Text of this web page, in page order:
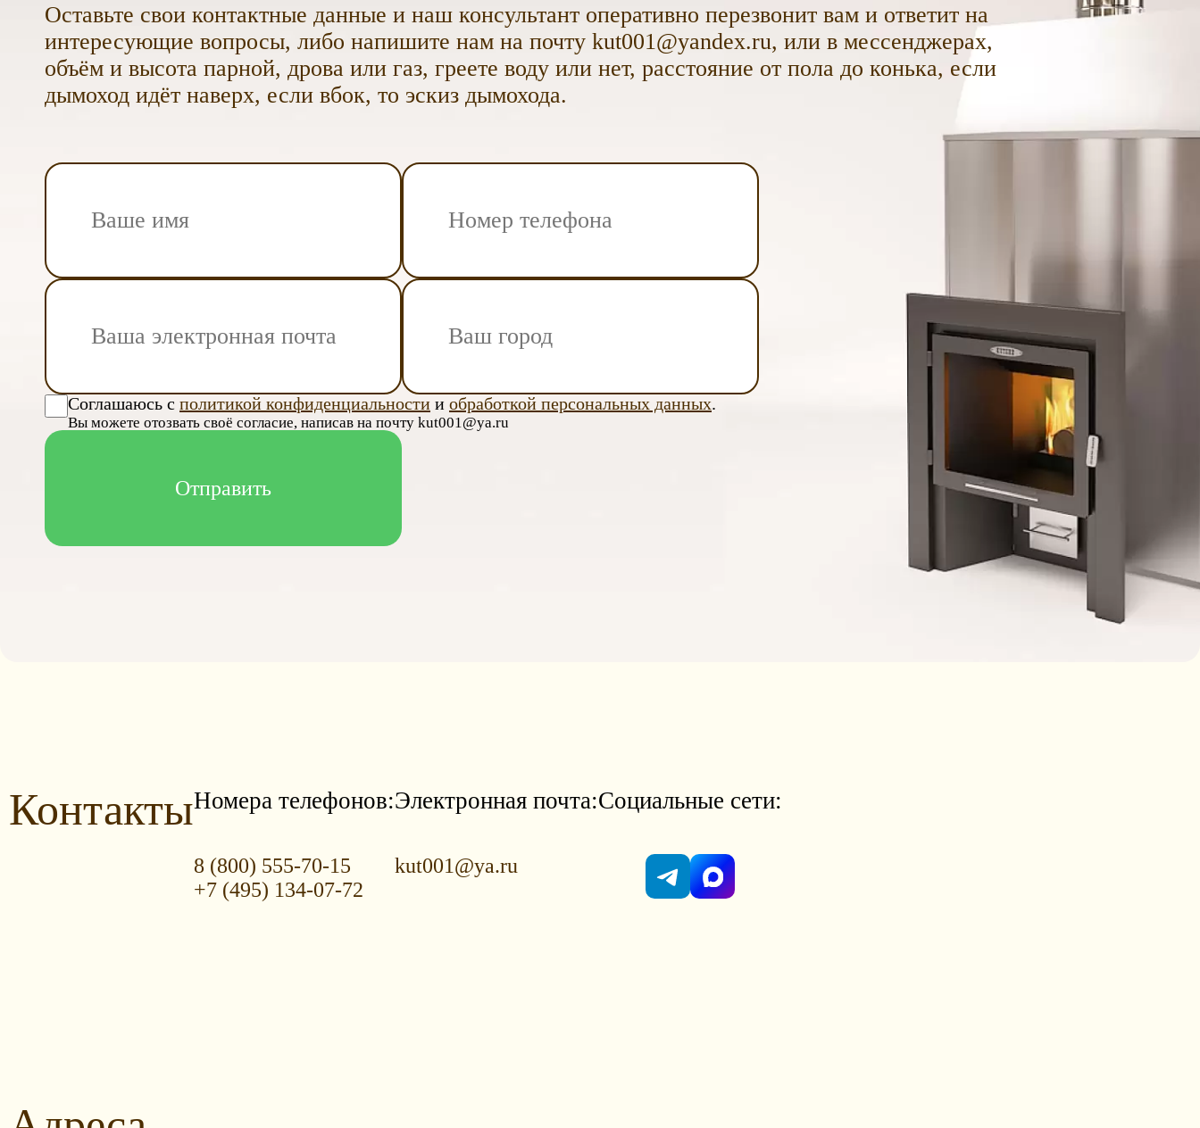
Оставьте свои контактные данные и наш консультант оперативно перезвонит вам и ответит на
интересующие вопросы, либо напишите нам на почту kut001@yandex.ru, или в мессенджерах,
объём и высота парной, дрова или газ, греете воду или нет, расстояние от пола до конька, если
дымоход идёт наверх, если вбок, то эскиз дымохода.
Соглашаюсь с политикой конфиденциальности и обработкой персональных данных.
Вы можете отозвать своё согласие, написав на почту kut001@ya.ru
КонтактыНомера телефонов:
8 (800) 555-70-15
+7 (495) 134-07-72
Электронная почта:
kut001@ya.ru
Социальные сети: